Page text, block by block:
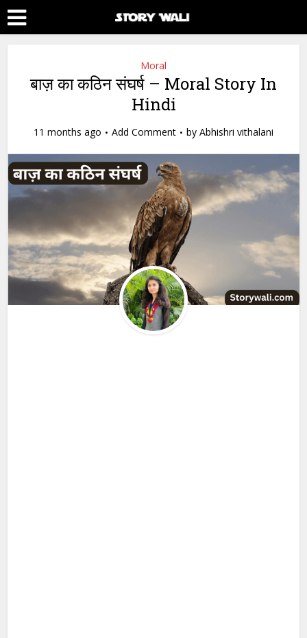
Moral
बाज़ का कठिन संघर्ष – Moral Story In
Hindi
11 months ago Add Comment by Abhishri vithalani